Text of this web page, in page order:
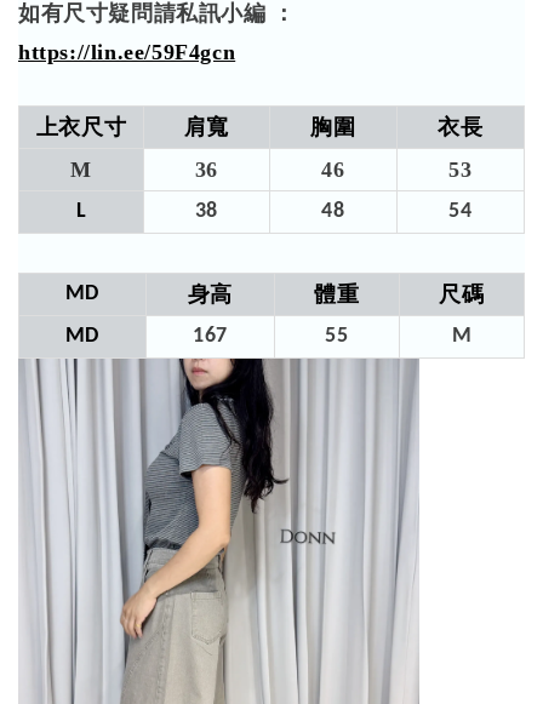
如有尺寸疑問請私訊小編 ：
https://lin.ee/59F4gcn
上衣尺寸 肩寬 胸圍
衣長
M
36 46 53​
L 38 48 54​
MD 身高 體重 尺碼
MD 167 55 M